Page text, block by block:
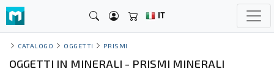
IT
CATALOGO OGGETTI PRISMI
OGGETTI IN MINERALI - PRISMI MINERALI